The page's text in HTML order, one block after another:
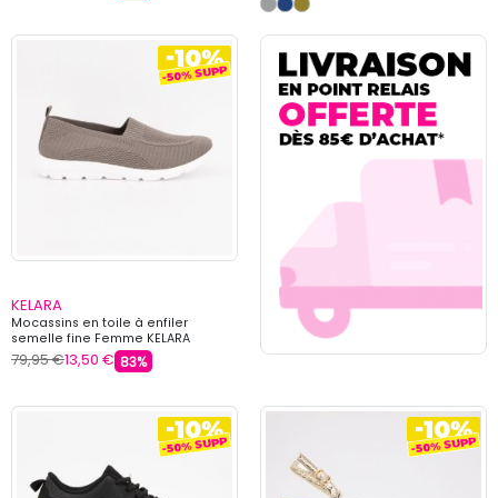
KELARA
Mocassins en toile à enfiler
semelle fine Femme KELARA
79,95 €13,50 € 83%